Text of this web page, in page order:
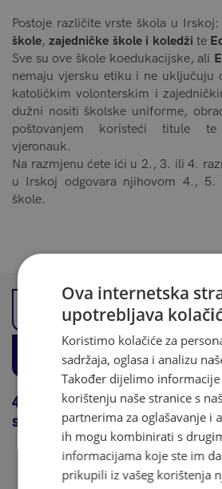
Postoje različite vrste škola u Irskoj:
škole,zajedničke škole i koledži te
Sve su ove škole koedukacijske, ali
nemaju vjersku etiku i ne uključuju
katoličkim volonterskim i
dužni nositi školske uniforme,
poštovanjem koristeći titule te
vjeronauk.
Na razmjenu ćete ići u 2., 3. ili 4.
u Irskoj odgovara njihovom 4., 5.
škole.
4.razred (Transition Year)
5. razred i 6. razred
4. razred ili 2.razred srednje
sustavu
U irskom srednjoškolskom
4.razred se još naziva i Transition
Ova internetska
upotrebljava
Koristimo kolačiće za
sadržaja, oglasa i analizu
Također dijelimo informacije
korištenju naše stranice s
partnerima za oglašavanje i
ih mogu kombinirati s
informacijama koje ste im
prikupili iz vašeg korištenja